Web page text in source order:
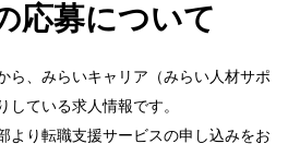
応募について
ら、みらいキャリア（みらい人材サポ
している求人情報です。
より転職支援サービスの申し込みをお